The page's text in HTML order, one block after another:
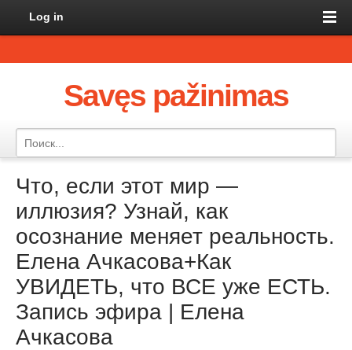
Log in
Savęs pažinimas
Что, если этот мир —
иллюзия? Узнай, как
осознание меняет реальность.
Елена Ачкасова+Как
УВИДЕТЬ, что ВСЕ уже ЕСТЬ.
Запись эфира | Елена
Ачкасова